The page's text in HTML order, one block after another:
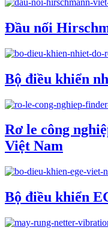
Đầu nối
Bộ điều khiển
Rơ le công
Việt Nam
Bộ điều khiển